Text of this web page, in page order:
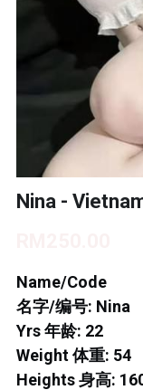
BUKIT
BUKIT
SKUDAI
TAMAN
MOUNT
DESA
DESA
ROS MERAH
Nina -
Name/Code
名字/编号: Nina
Yrs 年龄: 22
Weight 体重: 54
Heights 身高: